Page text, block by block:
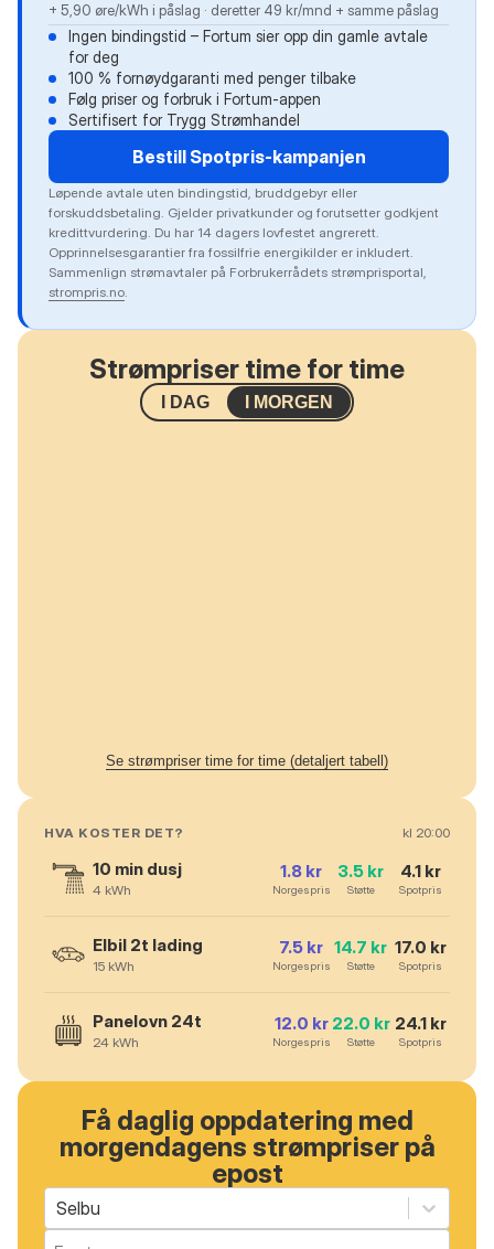
+ 5,90 øre/kWh i påslag · deretter 49 kr/mnd + samme påslag
Ingen bindingstid – Fortum sier opp din gamle avtale
for deg
100 % fornøydgaranti med penger tilbake
Følg priser og forbruk i Fortum-appen
Sertifisert for Trygg Strømhandel
Bestill Spotpris-kampanjen
Løpende avtale uten bindingstid, bruddgebyr eller
forskuddsbetaling. Gjelder privatkunder og forutsetter godkjent
kredittvurdering. Du har 14 dagers lovfestet angrerett.
Opprinnelsesgarantier fra fossilfrie energikilder er inkludert.
Sammenlign strømavtaler på Forbrukerrådets strømprisportal,
strompris.no.
Strømpriser time for time
I DAG I MORGEN
Se strømpriser time for time (detaljert tabell)
HVA KOSTER DET? kl 20:00
10 min dusj
4 kWh
1.8 kr
Norgespris
3.5 kr
Støtte
4.1kr
Spotpris
Elbil 2t lading
15 kWh
7.5 kr
Norgespris
14.7 kr
Støtte
17.0 kr
Spotpris
Panelovn 24t
24 kWh
12.0 kr
Norgespris
22.0 kr
Støtte
24.1kr
Spotpris
Få daglig oppdatering med
morgendagens strømpriser på
epost
Selbu